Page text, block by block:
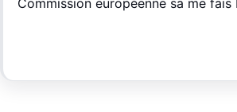
Commission européenne sa me fais